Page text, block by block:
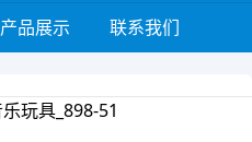
产品展示 联系我们